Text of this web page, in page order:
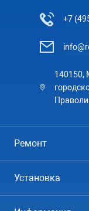
+7
140150,
Ремонт
Установка